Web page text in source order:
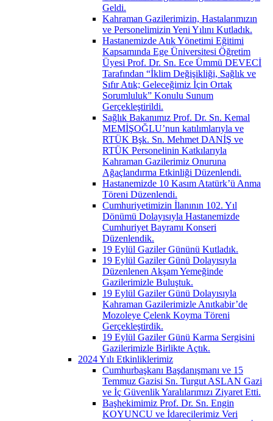
Geldi.
Kahraman Gazilerimizin, Hastalarımızın
ve Personelimizin Yeni Yılını Kutladık.
Hastanemizde Atık Yönetimi Eğitimi
Kapsamında Ege Üniversitesi Öğretim
Üyesi Prof. Dr. Sn. Ece Ümmü DEVECİ
Tarafından “İklim Değişikliği, Sağlık ve
Sıfır Atık; Geleceğimiz İçin Ortak
Sorumluluk” Konulu Sunum
Gerçekleştirildi.
Sağlık Bakanımız Prof. Dr. Sn. Kemal
MEMİŞOĞLU’nun katılımlarıyla ve
RTÜK Bşk. Sn. Mehmet DANİŞ ve
RTÜK Personelinin Katkılarıyla
Kahraman Gazilerimiz Onuruna
Ağaçlandırma Etkinliği Düzenlendi.
Hastanemizde 10 Kasım Atatürk’ü Anma
Töreni Düzenlendi.
Cumhuriyetimizin İlanının 102. Yıl
Dönümü Dolayısıyla Hastanemizde
Cumhuriyet Bayramı Konseri
Düzenlendik.
19 Eylül Gaziler Gününü Kutladık.
19 Eylül Gaziler Günü Dolayısıyla
Düzenlenen Akşam Yemeğinde
Gazilerimizle Buluştuk.
19 Eylül Gaziler Günü Dolayısıyla
Kahraman Gazilerimizle Anıtkabir’de
Mozoleye Çelenk Koyma Töreni
Gerçekleştirdik.
19 Eylül Gaziler Günü Karma Sergisini
Gazilerimizle Birlikte Açtık.
2024 Yılı Etkinliklerimiz
Cumhurbaşkanı Başdanışmanı ve 15
Temmuz Gazisi Sn. Turgut ASLAN Gazi
ve İç Güvenlik Yaralılarımızı Ziyaret Etti.
Başhekimimiz Prof. Dr. Sn. Engin
KOYUNCU ve İdarecilerimiz Veri